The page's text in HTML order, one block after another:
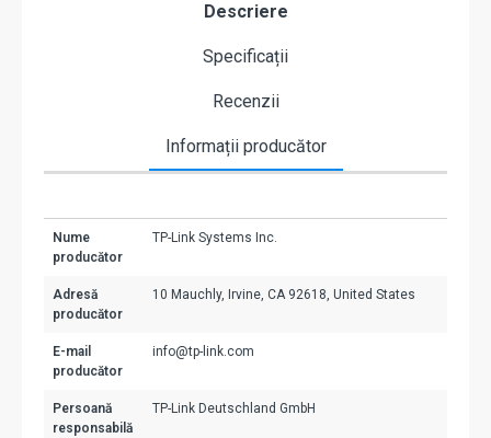
Descriere
Specificații
Recenzii
Informații producător
Nume
producător
TP-Link Systems Inc.
Adresă
producător
10 Mauchly, Irvine, CA 92618, United States
E-mail
producător
info@tp-link.com
Persoană
responsabilă
TP-Link Deutschland GmbH